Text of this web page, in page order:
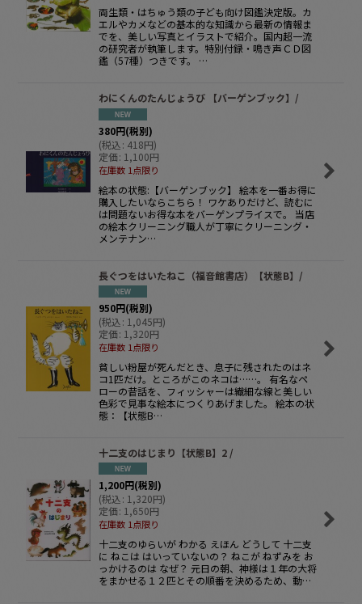
両生類・はちゅう類の子ども向け図鑑決定版。カ
エルやカメなどの基本的な知識から最新の情報ま
でを、美しい写真とイラストで紹介。国内超一流
の研究者が執筆します。特別付録・鳴き声ＣＤ図
鑑（57種）つきです。 …
わにくんのたんじょうび 【バーゲンブック】/
380円(税別)
(税込: 418円)
定価: 1,100円
在庫数 1点限り
絵本の状態:【バーゲンブック】 絵本を一番お得に
購入したいならこちら！ ワケありだけど、読むに
は問題ないお得な本をバーゲンプライスで。 当店
の絵本クリーニング職人が丁寧にクリーニング・
メンテナン…
長ぐつをはいたねこ（福音館書店）【状態B】/
950円(税別)
(税込: 1,045円)
定価: 1,320円
在庫数 1点限り
貧しい粉屋が死んだとき、息子に残されたのはネ
コ1匹だけ。ところがこのネコは……。 有名なペ
ローの昔話を、フィッシャーは繊細な線と美しい
色彩で見事な絵本につくりあげました。 絵本の状
態：【状態B…
十二支のはじまり【状態B】2 /
1,200円(税別)
(税込: 1,320円)
定価: 1,650円
在庫数 1点限り
十二支のゆらいが わかる えほん どうして 十二支
に ねこは はいっていないの？ ねこが ねずみを お
っかけるのは なぜ？ 元日の朝、神様は１年の大将
をまかせる１２匹とその順番を決めるため、動…